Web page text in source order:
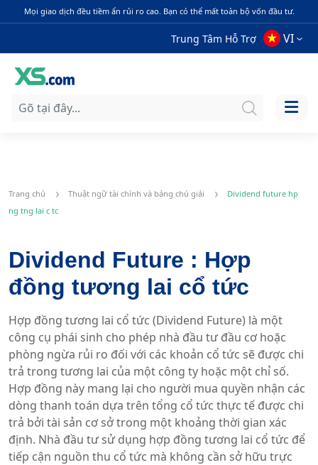
Mọi giao dịch đều tiềm ẩn rủi ro cao. Bạn có thể mất toàn bộ vốn đầu tư.
Trung Tâm Hỗ Trợ VI
Trang chủ Thuật ngữ tài chính và bảng chú giải
Dividend future hp
ng tng lai c tc
Dividend Future : Hợp
đồng tương lai cổ tức
Hợp đồng tương lai cổ tức (Dividend Future) là một
công cụ phái sinh cho phép nhà đầu tư đầu cơ hoặc
phòng ngừa rủi ro đối với các khoản cổ tức sẽ được chi
trả trong tương lai của một công ty hoặc một chỉ số.
Hợp đồng này mang lại cho người mua quyền nhận các
dòng thanh toán dựa trên tổng cổ tức thực tế được chi
trả bởi tài sản cơ sở trong một khoảng thời gian xác
định. Nhà đầu tư sử dụng hợp đồng tương lai cổ tức để
tiếp cận nguồn thu cổ tức mà không cần sở hữu trực